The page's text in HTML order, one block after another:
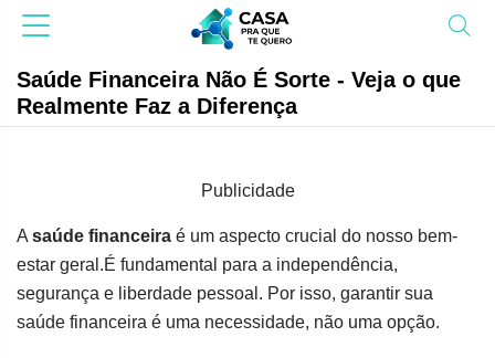
Saúde Financeira Não É Sorte - Veja o que
Realmente Faz a Diferença
Publicidade
A saúde financeira é um aspecto crucial do nosso bem-
estar geral.É fundamental para a independência,
segurança e liberdade pessoal. Por isso, garantir sua
saúde financeira é uma necessidade, não uma opção.